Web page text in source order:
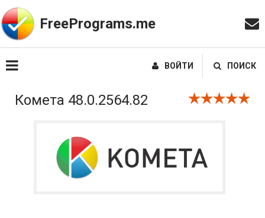
FreePrograms.me
ВОЙТИ ПОИСК
Комета 48.0.2564.82